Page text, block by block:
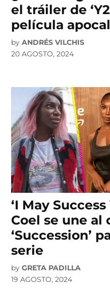
el tráiler de
película
by ANDRÉS VILCHIS
20 AGOSTO, 2024
‘I May
Coel se une al
‘Succession’
serie
by GRETA PADILLA
19 AGOSTO, 2024